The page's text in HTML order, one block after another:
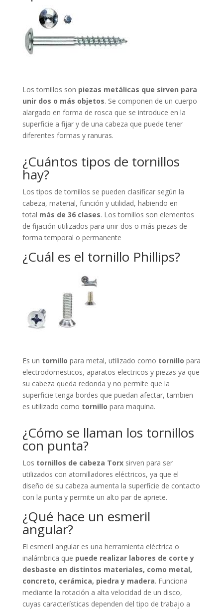
Los tornillos son piezas metálicas que sirven para
unir dos o más objetos. Se componen de un cuerpo
alargado en forma de rosca que se introduce en la
superficie a fijar y de una cabeza que puede tener
diferentes formas y ranuras.
¿Cuántos tipos de tornillos
hay?
Los tipos de tornillos se pueden clasificar según la
cabeza, material, función y utilidad, habiendo en
total más de 36 clases. Los tornillos son elementos
de fijación utilizados para unir dos o más piezas de
forma temporal o permanente
¿Cuál es el tornillo Phillips?
Es un tornillo para metal, utilizado como tornillo para
electrodomesticos, aparatos electricos y piezas ya que
su cabeza queda redonda y no permite que la
superficie tenga bordes que puedan afectar, tambien
es utilizado como tornillo para maquina.
¿Cómo se llaman los tornillos
con punta?
Los tornillos de cabeza Torxsirven para ser
utilizados con atornilladores eléctricos, ya que el
diseño de su cabeza aumenta la superficie de contacto
con la punta y permite un alto par de apriete.
¿Qué hace un esmeril
angular?
El esmeril angular es una herramienta eléctrica o
inalámbrica que puede realizar labores de corte y
desbaste en distintos materiales, como metal,
concreto, cerámica, piedra y madera. Funciona
mediante la rotación a alta velocidad de un disco,
cuyas características dependen del tipo de trabajo a